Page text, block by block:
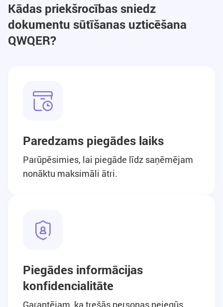
Kādas priekšrocības sniedz
dokumentu sūtīšanas uzticēšana
QWQER?
Paredzams piegādes laiks
Parūpēsimies, lai piegāde līdz saņēmējam
nonāktu maksimāli ātri.
Piegādes informācijas
konfidencialitāte